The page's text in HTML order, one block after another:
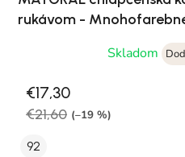
rukávom -
Skladom
€17,30
€21,60 (–19 %)
92